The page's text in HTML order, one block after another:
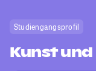
Studiengangsprofil
Kunst